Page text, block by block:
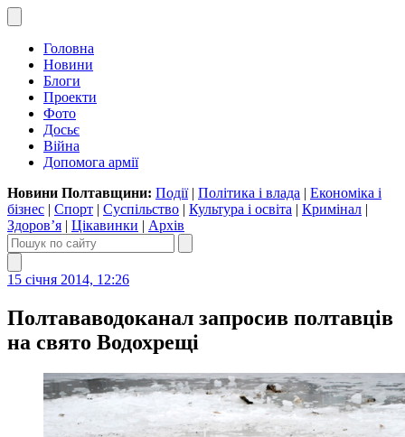
Головна
Новини
Блоги
Проекти
Фото
Досьє
Війна
Допомога армії
Новини Полтавщини: Події| Політика і влада | Економіка і
бізнес | Спорт | Суспільство | Культура і освіта | Кримінал |
Здоров’я | Цікавинки | Архів
15 січня 2014, 12:26
Полтававодоканал запросив полтавців
на свято Водохрещі